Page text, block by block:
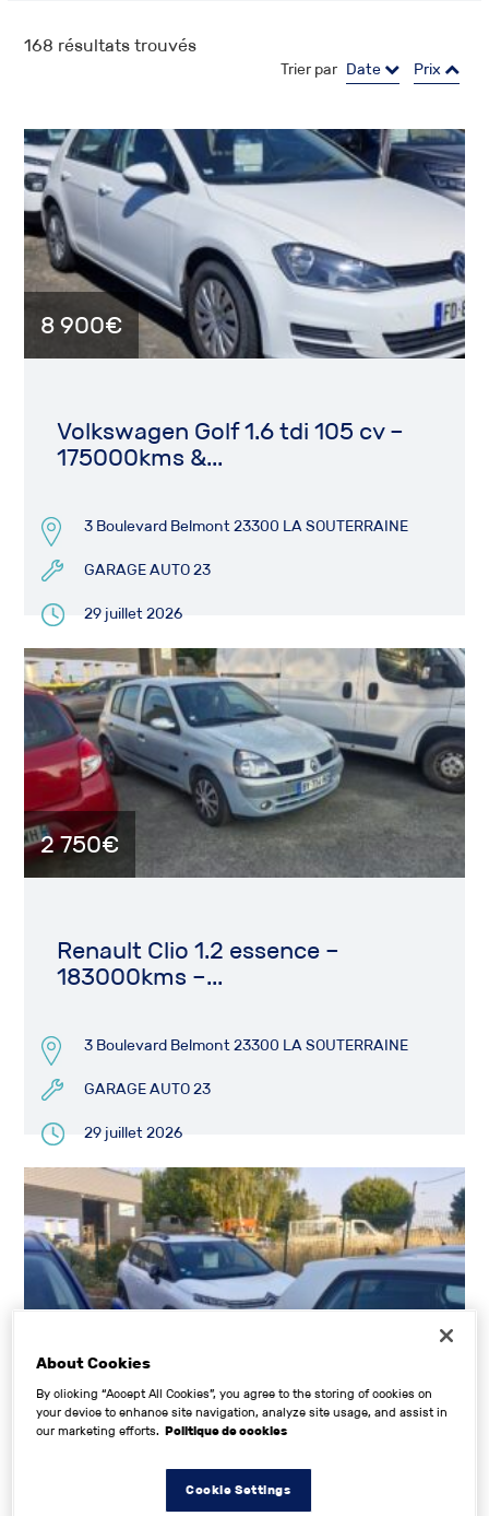
168 résultats trouvés
Trier par Date Prix
8 900€
Volkswagen Golf 1.6 tdi 105 cv –
175000kms &...
3 Boulevard Belmont 23300 LA SOUTERRAINE
GARAGE AUTO 23
29 juillet 2026
2 750€
Renault Clio 1.2 essence –
183000kms –...
3 Boulevard Belmont 23300 LA SOUTERRAINE
GARAGE AUTO 23
29 juillet 2026
12 500€
Citroen C3 aircross 1.6 hdi –
126000kms R...
About Cookies
By clicking “Accept All Cookies”, you agree to the storing of cookies on
your device to enhance site navigation, analyze site usage, and assist in
our marketing efforts. Politique de cookies
Cookie Settings